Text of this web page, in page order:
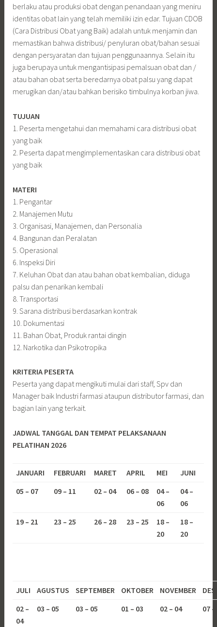
berlaku atau produksi obat dengan penandaan yang meniru
identitas obat lain yang telah memiliki izin edar. Tujuan CDOB
(Cara Distribusi Obat yang Baik) adalah untuk menjamin dan
memastikan bahwa distribusi/ penyluran obat/bahan sesuai
dengan persyaratan dan tujuan penggunaannya. Selain itu
juga berupaya untuk mengantisipasi pemalsuan obat dan /
atau bahan obat serta beredarnya obat palsu yang dapat
merugikan dan/atau bahkan berisiko timbulnya korban jiwa.
TUJUAN
1. Peserta mengetahui dan memahami cara distribusi obat
yang baik
2. Peserta dapat mengimplementasikan cara distribusi obat
yang baik
MATERI
1. Pengantar
2. Manajemen Mutu
3. Organisasi, Manajemen, dan Personalia
4. Bangunan dan Peralatan
5. Operasional
6. Inspeksi Diri
7. Keluhan Obat dan atau bahan obat kembalian, diduga
palsu dan penarikan kembali
8. Transportasi
9. Sarana distribusi berdasarkan kontrak
10. Dokumentasi
11. Bahan Obat, Produk rantai dingin
12. Narkotika dan Psikotropika
KRITERIA PESERTA
Peserta yang dapat mengikuti mulai dari staff, Spv dan
Manager baik Industri farmasi ataupun distributor farmasi, dan
bagian lain yang terkait.
JADWAL TANGGAL DAN TEMPAT PELAKSANAAN
PELATIHAN 2026
JANUARI FEBRUARI MARET APRIL MEI
JUNI
05 – 07
09 – 11 02 – 04 06 – 08
04 –
06
04 –
06
19 – 21
23 – 25 26 – 28 23 – 25
18 –
20
18 –
20
JULI AGUSTUS SEPTEMBER OKTOBER NOVEMBER
02 –
04
03 – 05 03 – 05 01 – 03 02 – 04 07